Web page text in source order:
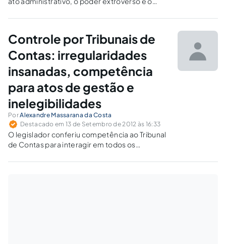
unilateralmente, obrigações para terceiros,
como principal característica a possibilidade
de impor seus atos independentemente da
concordância do particular.
Controle por Tribunais de
Contas: irregularidades
insanadas, competência
para atos de gestão e
inelegibilidades
PorAlexandre Massarana da Costa
Destacado em 13 de Setembro de 2012 às 16:33
O legislador conferiu competência ao Tribunal
de Contas para interagir em todos os
públicas, diferenciando apenas a intensidade